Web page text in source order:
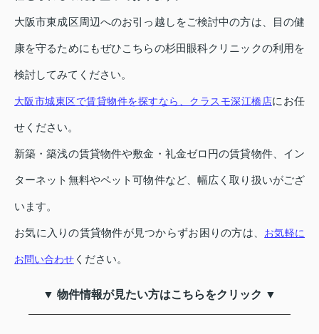
大阪市東成区周辺へのお引っ越しをご検討中の方は、目の健
康を守るためにもぜひこちらの杉田眼科クリニックの利用を
検討してみてください。
大阪市城東区で賃貸物件を探すなら、クラスモ深江橋店にお任
せください。
新築・築浅の賃貸物件や敷金・礼金ゼロ円の賃貸物件、イン
ターネット無料やペット可物件など、幅広く取り扱いがござ
います。
お気に入りの賃貸物件が見つからずお困りの方は、 お気軽に
お問い合わせ ください。
▼ 物件情報が見たい方はこちらをクリック ▼